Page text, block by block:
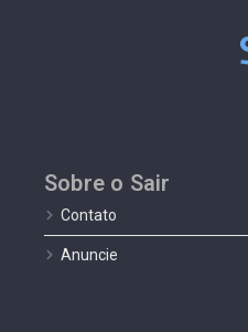
Sobre o Sair
Contato
Anuncie